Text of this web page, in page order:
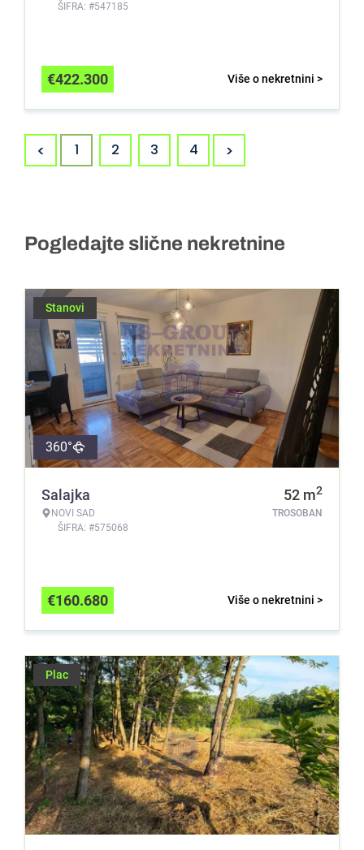
ŠIFRA: #547185
Više o nekretnini >
€422.300
< 1 2 3 4 >
Pogledajte slične nekretnine
Stanovi
360°
Salajka
NOVI SAD
ŠIFRA: #575068
52 m2
TROSOBAN
Više o nekretnini >
€160.680
Plac